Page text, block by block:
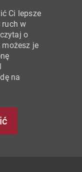
Ci lepsze
w
o
je
na